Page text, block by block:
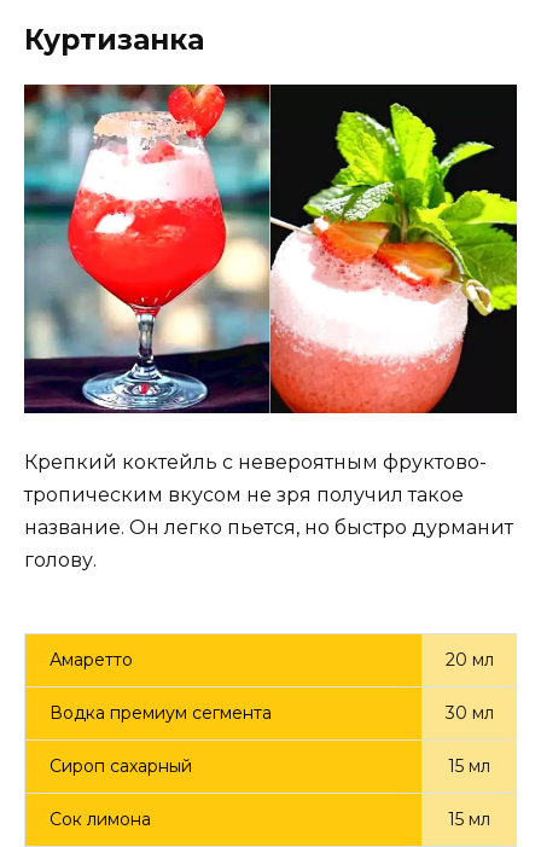
Куртизанка
Крепкий коктейль с невероятным фруктово-
тропическим вкусом не зря получил такое
название. Он легко пьется, но быстро дурманит
голову.
Амаретто 20 мл
Водка премиум сегмента 30 мл
Сироп сахарный 15 мл
Сок лимона 15 мл